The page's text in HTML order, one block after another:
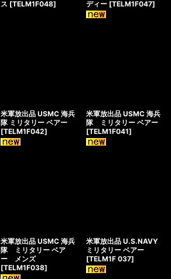
ス [TELM1F048]
ディー [TELM1F047]
米軍放出品 USMC 海兵
隊 ミリタリー ベアー
[TELM1F042]
米軍放出品 USMC 海兵
隊 ミリタリー ベアー
[TELM1F041]
米軍放出品 USMC 海兵
隊 ミリタリー ベア
ー メンズ
[TELM1F038]
米軍放出品 U.S.NAVY
ミリタリー ベアー
[TELM1F 037]